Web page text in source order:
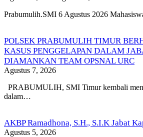
Prabumulih.SMI 6 Agustus 2026
POLSEK PRABUMULIH TIMUR
KASUS PENGGELAPAN DALAM
DIAMANKAN TEAM OPSNAL URC
Agustus 7, 2026
PRABUMULIH, SMI Timur kembali
dalam…
AKBP Ramadhona, S.H., S.I.K Jabat
Agustus 5, 2026